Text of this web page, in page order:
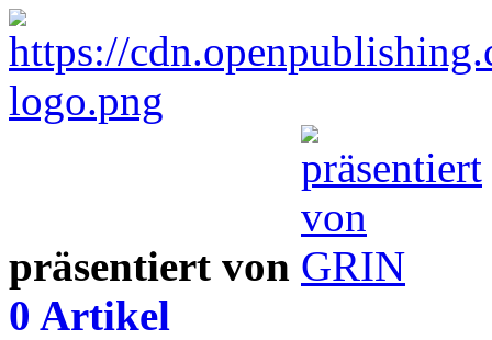
präsentiert von
0 Artikel